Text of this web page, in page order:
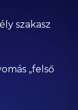
szakasz
„felső